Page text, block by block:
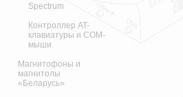
Spectrum
Контроллер AT-
клавиатуры и COM-
мыши
Магнитофоны и
магнитолы
«Беларусь»